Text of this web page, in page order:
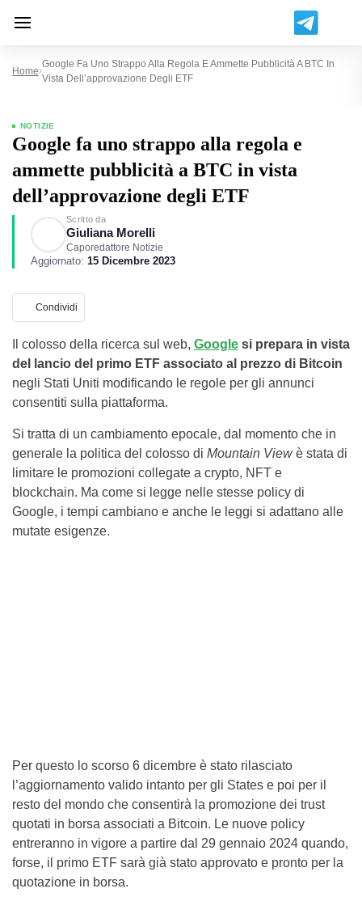
Home
Google Fa Uno Strappo Alla Regola E Ammette Pubblicità A BTC In
Vista Dell’approvazione Degli ETF
NOTIZIE
Google fa uno strappo alla regola e
ammette pubblicità a BTC in vista
dell’approvazione degli ETF
Scritto da
Giuliana Morelli
Caporedattore Notizie
Aggiornato: 15 Dicembre 2023
Condividi
Il colosso della ricerca sul web, Google si prepara in vista
del lancio del primo ETF associato al prezzo di Bitcoin
negli Stati Uniti modificando le regole per gli annunci
consentiti sulla piattaforma.
Si tratta di un cambiamento epocale, dal momento che in
generale la politica del colosso di Mountain Viewè stata di
limitare le promozioni collegate a crypto, NFT e
blockchain. Ma come si legge nelle stesse policy di
Google, i tempi cambiano e anche le leggi si adattano alle
mutate esigenze.
Per questo lo scorso 6 dicembre è stato rilasciato
l’aggiornamento valido intanto per gli States e poi per il
resto del mondo che consentirà la promozione dei trust
quotati in borsa associati a Bitcoin. Le nuove policy
entreranno in vigore a partire dal 29 gennaio 2024 quando,
forse, il primo ETF sarà già stato approvato e pronto per la
quotazione in borsa.